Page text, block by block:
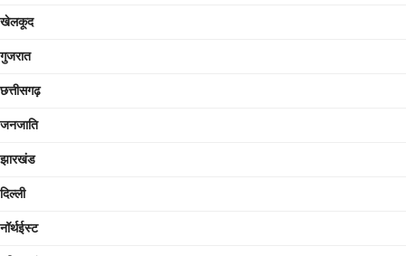
खेलकूद
गुजरात
छत्तीसगढ़
जनजाति
झारखंड
दिल्ली
नॉर्थईस्ट